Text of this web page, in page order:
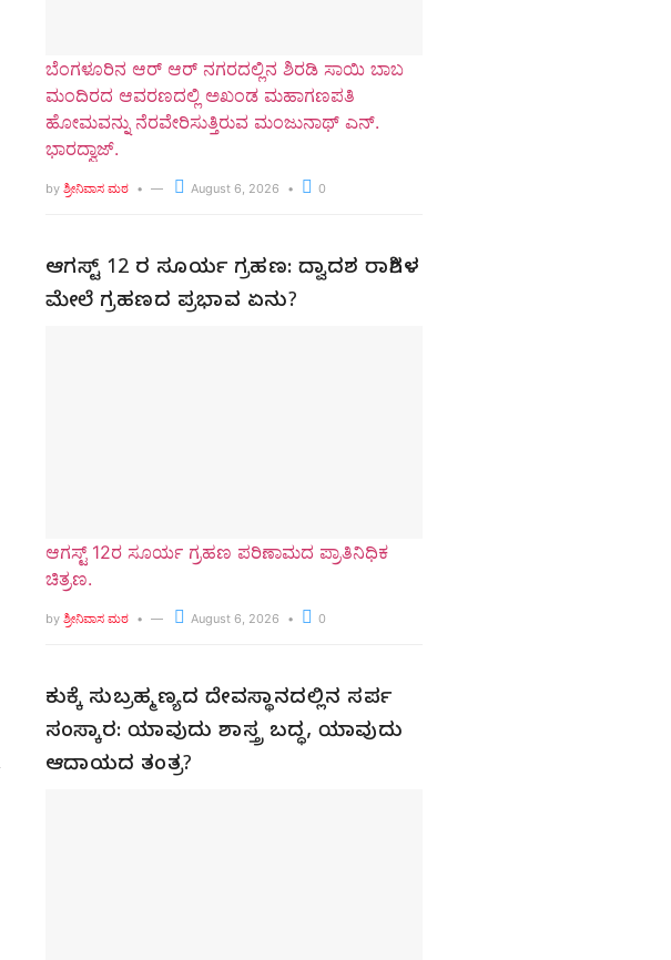
ಬೆಂಗಳೂರಿನ ಆರ್ ಆರ್ ನಗರದಲ್ಲಿನ ಶಿರಡಿ ಸಾಯಿ ಬಾಬ
ಮಂದಿರದ ಆವರಣದಲ್ಲಿ ಅಖಂಡ ಮಹಾಗಣಪತಿ
ಹೋಮವನ್ನು ನೆರವೇರಿಸುತ್ತಿರುವ ಮಂಜುನಾಥ್ ಎನ್.
ಭಾರದ್ವಾಜ್.
by ಶ್ರೀನಿವಾಸ ಮಠ August 6, 2026 0
ಆಗಸ್ಟ್ 12 ರ ಸೂರ್ಯ ಗ್ರಹಣ: ದ್ವಾದಶ ರಾಶಿಗಳ
ಮೇಲೆ ಗ್ರಹಣದ ಪ್ರಭಾವ ಏನು?
ಆಗಸ್ಟ್ 12ರ ಸೂರ್ಯ ಗ್ರಹಣ ಪರಿಣಾಮದ ಪ್ರಾತಿನಿಧಿಕ
ಚಿತ್ರಣ.
by ಶ್ರೀನಿವಾಸ ಮಠ August 6, 2026 0
ಕುಕ್ಕೆ ಸುಬ್ರಹ್ಮಣ್ಯದ ದೇವಸ್ಥಾನದಲ್ಲಿನ ಸರ್ಪ
ಸಂಸ್ಕಾರ: ಯಾವುದು ಶಾಸ್ತ್ರ ಬದ್ಧ, ಯಾವುದು
ಆದಾಯದ ತಂತ್ರ?